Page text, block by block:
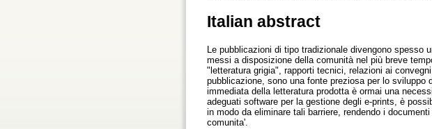
Italian abstract
Le pubblicazioni di tipo tradizionale divengono spesso
messi a disposizione della comunità nel più breve
"letteratura grigia", rapporti tecnici, relazioni ai
pubblicazione, sono una fonte preziosa per lo
immediata della letteratura prodotta è ormai una
adeguati software per la gestione degli e-prints, è
in modo da eliminare tali barriere, rendendo i
comunita'.